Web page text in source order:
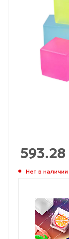
593.28
Нет в наличии